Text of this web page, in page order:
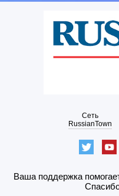
Сеть
RussianTown
Ваша поддержка